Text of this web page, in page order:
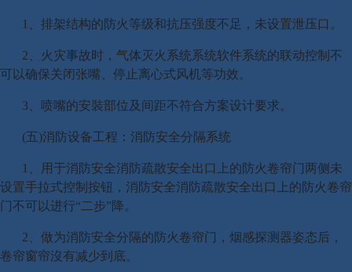
1、排架结构的防火等级和抗压强度不足，未设置泄压口。
2、火灾事故时，气体灭火系统系统软件系统的联动控制不
可以确保关闭张嘴、停止离心式风机等功效。
3、喷嘴的安裝部位及间距不符合方案设计要求。
(五)消防设备工程：消防安全分隔系统
1、用于消防安全消防疏散安全出口上的防火卷帘门两侧未
设置手拉式控制按钮，消防安全消防疏散安全出口上的防火卷帘
门不可以进行“二步”降。
2、做为消防安全分隔的防火卷帘门，烟感探测器姿态后，
卷帘窗帘沒有减少到底。